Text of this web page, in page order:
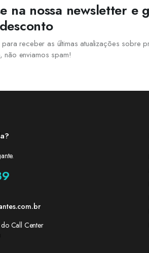
na nossa newsletter e
receber as últimas atualizações sobre
enviamos spam!
Call Center